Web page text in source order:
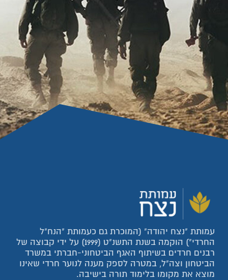
עמותת "נצח יהודה" (המוכרת גם כעמותת "הנח"ל
החרדי") הוקמה בשנת התשנ"ט (1999) על ידי קבוצה של
רבנים חרדים בשיתוף האגף הביטחוני-חברתי במשרד
הביטחון וצה"ל, במטרה לספק מענה לנוער חרדי שאינו
מוצא את מקומו בלימוד תורה בישיבה.